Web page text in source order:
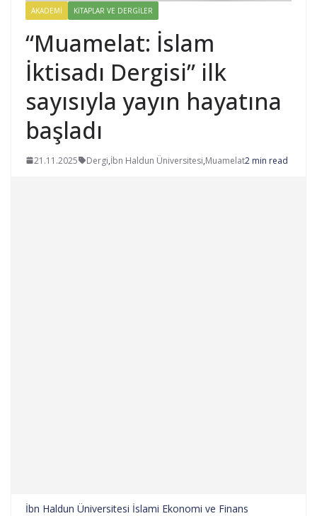
AKADEMI KITAPLAR VE DERGILER
“Muamelat: İslam
İktisadı Dergisi” ilk
sayısıyla yayın hayatına
başladı
21.11.2025 Dergi,İbn Haldun Üniversitesi,Muamelat2 min read
İbn Haldun Üniversitesi İslami Ekonomi ve Finans